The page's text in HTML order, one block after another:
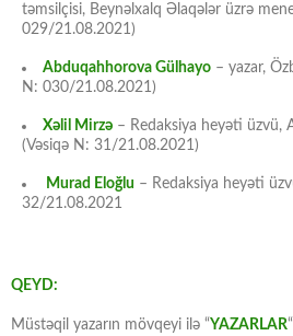
təmsilçisi, Beynəlxalq Əlaqələr üzrə
029/21.08.2021)
Abduqahhorova Gülhayo – yazar,
N: 030/21.08.2021)
Xəlil Mirzə – Redaksiya heyəti üzvü,
(Vəsiqə N: 31/21.08.2021)
Murad Eloğlu – Redaksiya heyəti
32/21.08.2021
QEYD:
Müstəqil yazarın mövqeyi ilə “YAZARLAR